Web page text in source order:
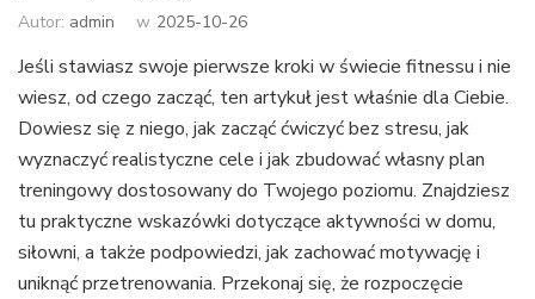
Autor: admin w 2025-10-26
Jeśli stawiasz swoje pierwsze kroki w świecie fitnessu i nie
wiesz, od czego zacząć, ten artykuł jest właśnie dla Ciebie.
Dowiesz się z niego, jak zacząć ćwiczyć bez stresu, jak
wyznaczyć realistyczne cele i jak zbudować własny plan
treningowy dostosowany do Twojego poziomu. Znajdziesz
tu praktyczne wskazówki dotyczące aktywności w domu,
siłowni, a także podpowiedzi, jak zachować motywację i
uniknąć przetrenowania. Przekonaj się, że rozpoczęcie